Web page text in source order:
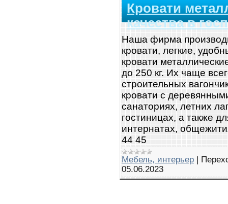
Кровати
качества в
Наша фирма
кровати, легкие,
кровати
до 250 кг. Их чаще
строительных
кровати с
санаториях, летних
гостиницах, а также
интернатах,
44 45
Мебель, интерьер |
05.06.2023